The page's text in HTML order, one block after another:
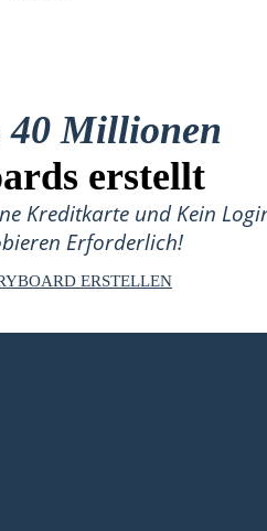
40 Millionen
erstellt
Kreditkarte und Kein
Erforderlich!
ERSTELLEN